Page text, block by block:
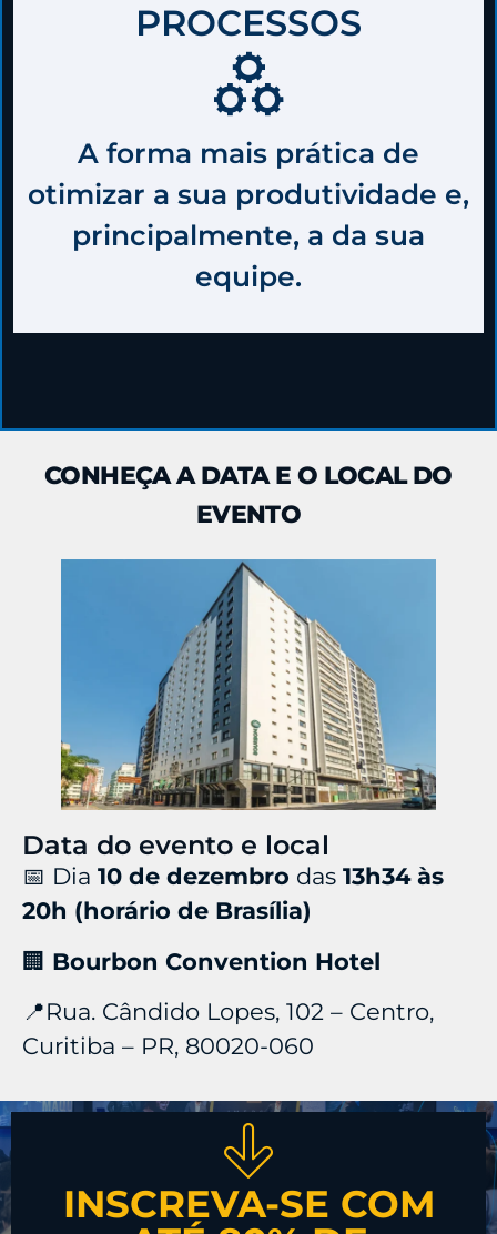
PROCESSOS
A forma mais prática de
otimizar a sua produtividade e,
principalmente, a da sua
equipe.
CONHEÇA A DATA E O LOCAL DO
EVENTO
Data do evento e local
📅 Dia 10 de dezembro das 13h34 às
20h (horário de Brasília)
🏢 Bourbon Convention Hotel
📍Rua. Cândido Lopes, 102 – Centro,
Curitiba – PR, 80020-060
INSCREVA-SE COM